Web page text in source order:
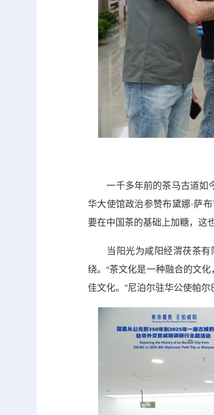
一千多年前的茶马古道如今
华大使馆政治参赞布黛娜·萨
要在中国茶的基础上加糖，这
当阳光为咸阳经渭茯茶有限
绕。“茶文化是一种融合的文
佳文化。”尼泊尔驻华公使帕尔